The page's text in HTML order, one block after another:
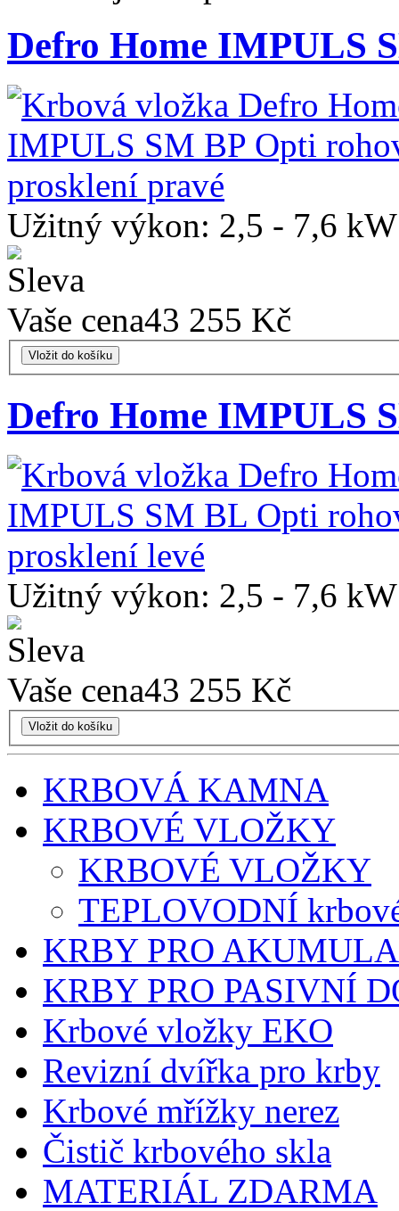
Defro Home IMPULS
Užitný výkon: 2,5 - 7,6 kW
Vaše cena43 255 Kč
Vložit do košíku
Defro Home IMPULS
Užitný výkon: 2,5 - 7,6 kW
Vaše cena43 255 Kč
Vložit do košíku
KRBOVÁ KAMNA
KRBOVÉ VLOŽKY
KRBOVÉ VLOŽKY
TEPLOVODNÍ
KRBY PRO
KRBY PRO PASIVNÍ
Krbové vložky EKO
Revizní dvířka pro krby
Krbové mřížky nerez
Čistič krbového skla
MATERIÁL ZDARMA